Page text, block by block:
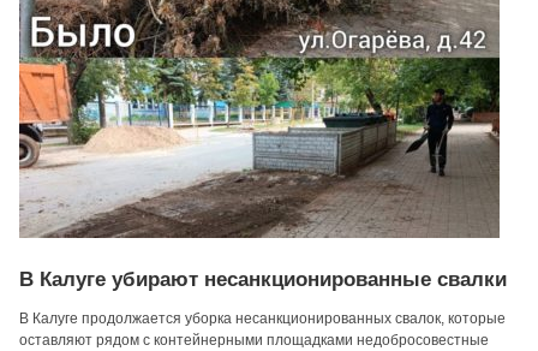
В Калуге убирают несанкционированные свалки
В Калуге продолжается уборка несанкционированных свалок, которые
оставляют рядом с контейнерными площадками недобросовестные